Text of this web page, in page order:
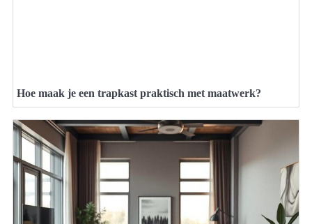
Hoe maak je een trapkast praktisch met maatwerk?